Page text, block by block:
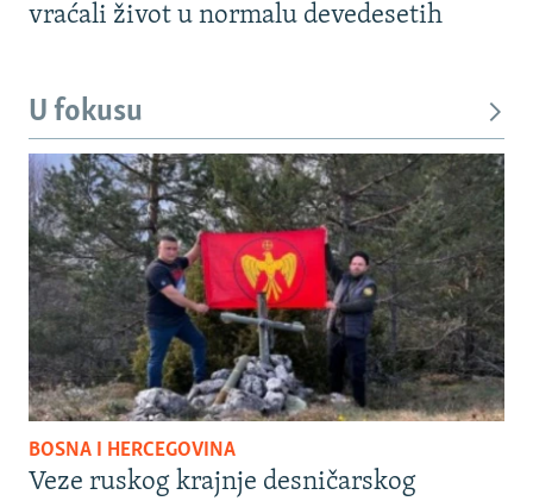
vraćali život u normalu devedesetih
U fokusu
BOSNA I HERCEGOVINA
Veze ruskog krajnje desničarskog